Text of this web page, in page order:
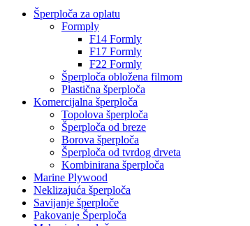
Šperploča za oplatu
Formply
F14 Formly
F17 Formly
F22 Formly
Šperploča obložena filmom
Plastična šperploča
Komercijalna šperploča
Topolova šperploča
Šperploča od breze
Borova šperploča
Šperploča od tvrdog drveta
Kombinirana šperploča
Marine Plywood
Neklizajuća šperploča
Savijanje šperploče
Pakovanje Šperploča